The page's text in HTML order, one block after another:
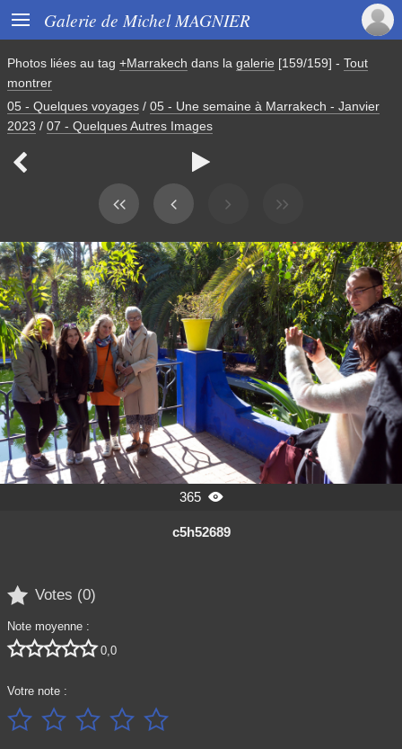
 Galerie de Michel MAGNIER
Photos liées au tag +Marrakech dans la galerie [159/159] - Tout
montrer
05 - Quelques voyages / 05 - Une semaine à Marrakech - Janvier
2023 / 07 - Quelques Autres Images
 
365 
c5h52689
 Votes (0)
Note moyenne :
 0,0
Votre note :
    